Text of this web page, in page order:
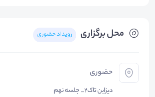
محل برگزاری رویداد حضوری
حضوری
دیزاین تاک۲_ جلسه نهم